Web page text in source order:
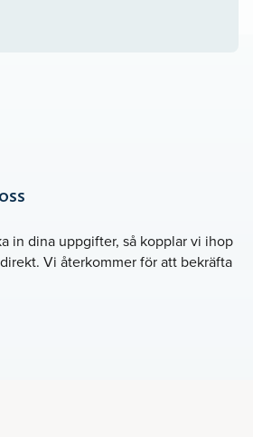
in dina uppgifter, så kopplar vi ihop
Vi återkommer för att bekräfta